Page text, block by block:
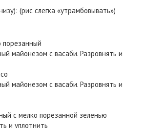
(рис слегка «утрамбовывать»)
порезанный
майонезом с васаби. Разровнять и
майонезом с васаби. Разровнять и
с мелко порезанной зеленью
и уплотнить